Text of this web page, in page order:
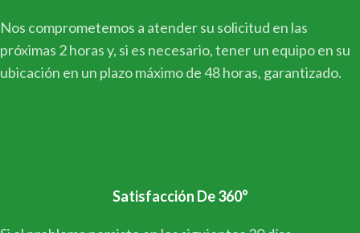
Nos comprometemos a atender su solicitud en las
próximas 2 horas y, si es necesario, tener un equipo en su
ubicación en un plazo máximo de 48 horas, garantizado.
Satisfacción De 360°